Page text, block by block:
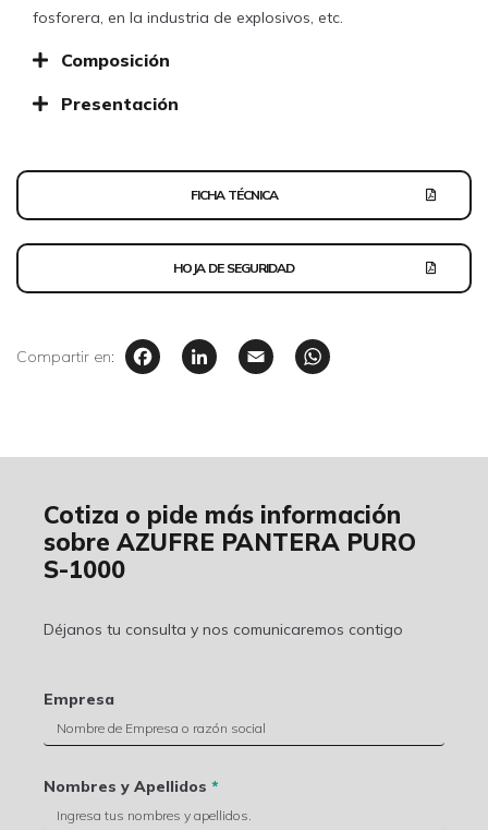
fosforera, en la industria de explosivos, etc.
Composición
Presentación
FICHA TÉCNICA
HOJA DE SEGURIDAD
Compartir en: Facebook
LinkedIn
Email
Cotiza o pide más información
sobre AZUFRE PANTERA PURO
S-1000
Déjanos tu consulta y nos comunicaremos contigo
Empresa
Nombres y Apellidos*